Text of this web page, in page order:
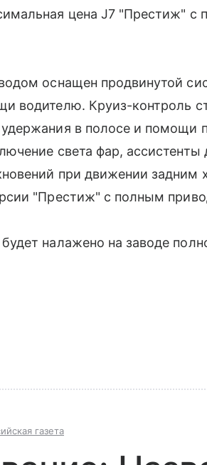
цена J7 "Престиж" с
оснащен продвинутой
водителю. Круиз-контроль
в полосе и помощи
света фар,
при движении задним
"Престиж" с полным
налажено на заводе
газета